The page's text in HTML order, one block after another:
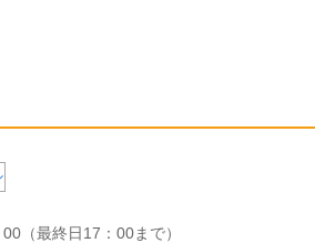
（最終日17：00まで）